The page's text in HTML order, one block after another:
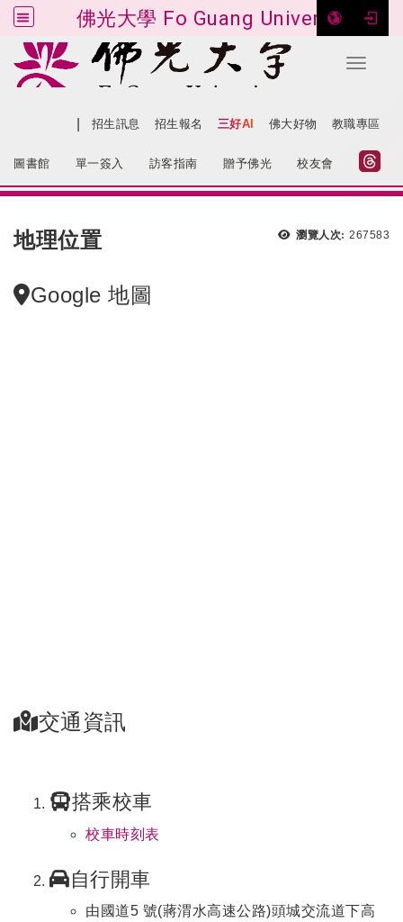
佛光大學 Fo Guang University
Toggle
跳到主要內容
招生訊息 招生報名 三好AI 佛大好物 教職專區
圖書館 單一簽入 訪客指南 贈予佛光 校友會
瀏覽人次: 267583
地理位置
Google 地圖
交通資訊
搭乘校車
校車時刻表
自行開車
由國道5 號(蔣渭水高速公路)頭城交流道下高